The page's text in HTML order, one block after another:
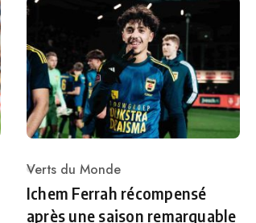
Category
Verts du Monde
Ichem Ferrah récompensé
après une saison remarquable